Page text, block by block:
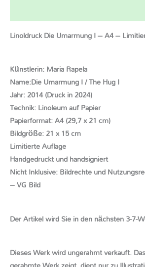
Linoldruck Die Umarmung I – A4 –
Künstlerin: Maria Rapela
Name:Die Umarmung I / The Hug I
Jahr: 2014 (Druck in 2024)
Technik: Linoleum auf Papier
Papierformat: A4 (29,7 x 21 cm)
Bildgröße: 21 x 15 cm
Limitierte Auflage
Handgedruckt und handsigniert
Nicht Inklusive: Bildrechte und
– VG Bild
Der Artikel wird Sie in den nächsten 3-7-
Dieses Werk wird ungerahmt verkauft.